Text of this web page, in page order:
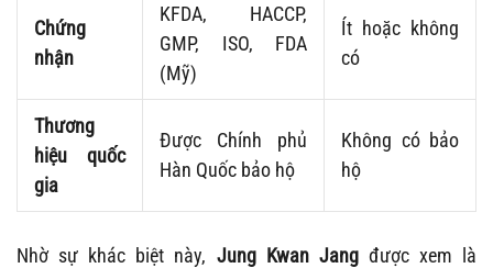
Chứng
nhận
KFDA, HACCP,
GMP, ISO, FDA
(Mỹ)
Ít hoặc không
có
Thương
hiệu quốc
gia
Được Chính phủ
Hàn Quốc bảo hộ
Không có bảo
hộ
Nhờ sự khác biệt này, Jung Kwan Jangđược xem là